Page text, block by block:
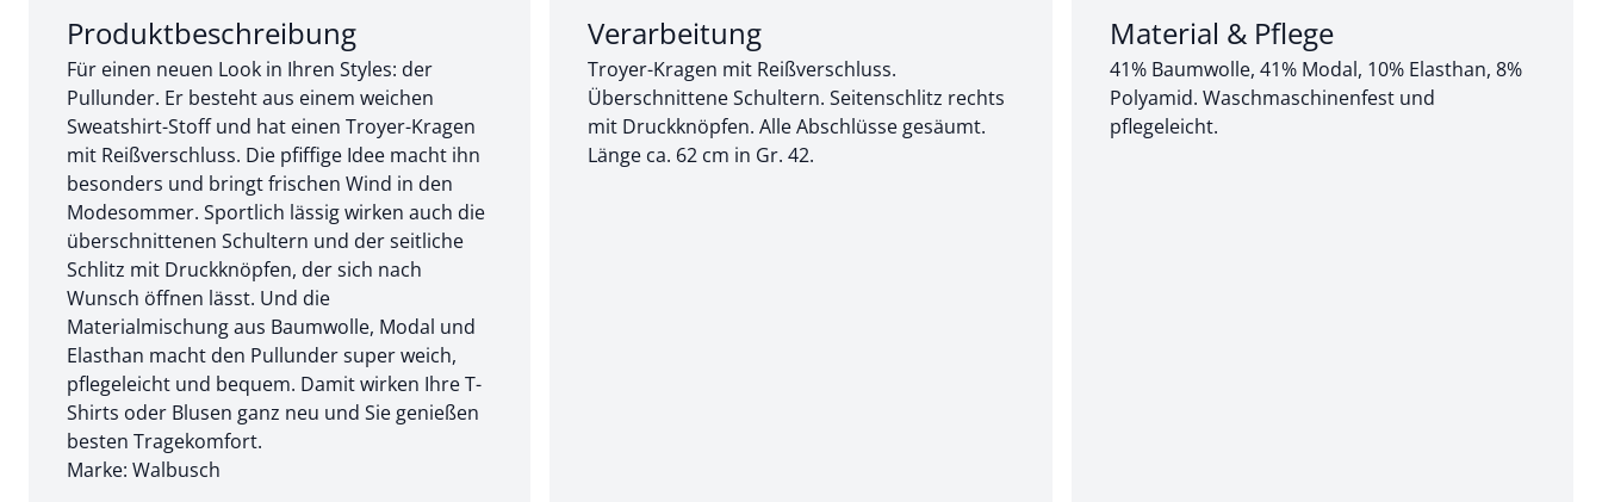
Abschnitt 1 von 3:
Produktbeschreibung
Für einen neuen Look in Ihren Styles: der
Pullunder. Er besteht aus einem weichen
Sweatshirt-Stoff und hat einen Troyer-Kragen
mit Reißverschluss. Die pfiffige Idee macht ihn
besonders und bringt frischen Wind in den
Modesommer. Sportlich lässig wirken auch die
überschnittenen Schultern und der seitliche
Schlitz mit Druckknöpfen, der sich nach
Wunsch öffnen lässt. Und die
Materialmischung aus Baumwolle, Modal und
Elasthan macht den Pullunder super weich,
pflegeleicht und bequem. Damit wirken Ihre T-
Shirts oder Blusen ganz neu und Sie genießen
besten Tragekomfort.
Marke: Walbusch
Abschnitt 2 von 3:
Verarbeitung
Troyer-Kragen mit Reißverschluss.
Überschnittene Schultern. Seitenschlitz rechts
mit Druckknöpfen. Alle Abschlüsse gesäumt.
Länge ca. 62 cm in Gr. 42.
Abschnitt 3 von 3:
Material & Pflege
41% Baumwolle, 41% Modal, 10% Elasthan, 8%
Polyamid. Waschmaschinenfest und
pflegeleicht.